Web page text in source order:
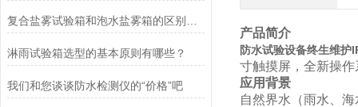
淋雨试验箱选型的基本原则有哪些？
我们和您谈谈防水检测仪的“价格”吧
产品简介
防水试验设备终生维护
寸触摸屏，全新操
应用背景
自然界水（雨水、